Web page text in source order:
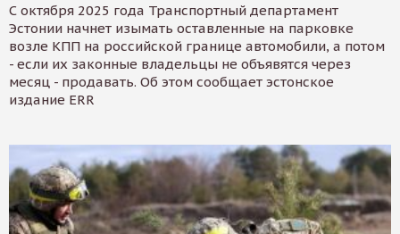
С октября 2025 года Транспортный департамент
Эстонии начнет изымать оставленные на парковке
возле КПП на российской границе автомобили, а потом
- если их законные владельцы не объявятся через
месяц - продавать. Об этом сообщает эстонское
издание ERR